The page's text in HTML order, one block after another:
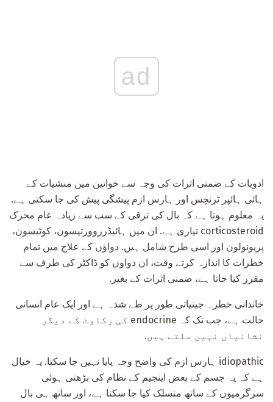
ad
ادویات کے ضمنی اثرات کی وجہ سے خواتین میں منشیات کے
ہائی ہائپر ٹرنچس اور ہارس ازم پیشگی پیش کی جا سکتی ہے.
یہ معلوم ہوتا ہے کہ بال کی ترقی کے سب سے زیادہ عام محرک
corticosteroid تیاری ہے. ان میں ہائیڈرروورتیسون، کوٹیسون،
پریونولون اور اسی طرح شامل ہیں. دواؤں کے علاج میں تمام
خطرات کا اندازہ کرتے وقت، ان دواوں کو ڈاکٹر کی طرف سے
مقرر کیا جاتا ہے، ضمنی اثرات کے بغیر.
خاندانی خطرہ جینیاتی طور پر طے شدہ ہے اور ایک عام انسانی
حالت ہے، جب تک کہ endocrine کی رکاوٹ کے دیگر
نشانیاں نہیں ملتے ہیں.
idiopathic ہارس ازم کی واضح وجہ پایا نہیں جا سکتا. یہ خیال
ہے کہ یہ جسم کے بعض اینجیم کے نظام کی بڑھتی ہوئی
سرگرمیوں کے ساتھ منسلک کیا جا سکتا ہے، اور ساتھ ہی بال